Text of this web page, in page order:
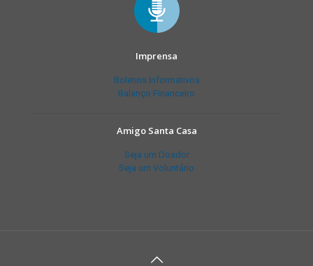
Imprensa
Boletins Informativos
Balanço Financeiro
Amigo Santa Casa
Seja um Doador
Seja um Voluntário